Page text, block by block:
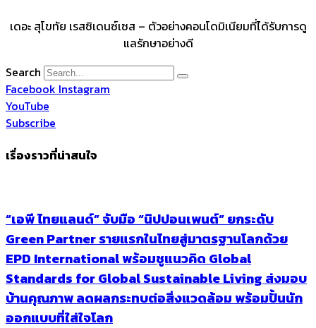
เดอะ สุโขทัย เรสซิเดนซ์เซส – ตัวอย่างคอนโดมิเนียมที่ได้รับการดู
แลรักษาอย่างดี
Search
Facebook Instagram
YouTube
Subscribe
เรื่องราวที่น่าสนใจ
“เอพี ไทยแลนด์” จับมือ “นิปปอนเพนต์” ยกระดับ
Green Partner รายแรกในไทยสู่มาตรฐานโลกด้วย
EPD International พร้อมชูแนวคิด Global
Standards for Global Sustainable Living ส่งมอบ
บ้านคุณภาพ ลดผลกระทบต่อสิ่งแวดล้อม พร้อมปั้นนัก
ออกแบบที่ใส่ใจโลก